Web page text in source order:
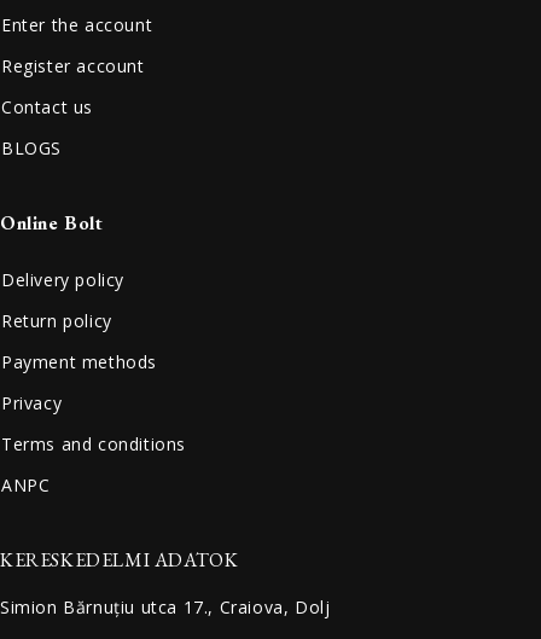
Enter the account
Register account
Contact us
BLOGS
Online Bolt
Delivery policy
Return policy
Payment methods
Privacy
Terms and conditions
ANPC
KERESKEDELMI ADATOK
Simion Bărnuțiu utca 17., Craiova, Dolj